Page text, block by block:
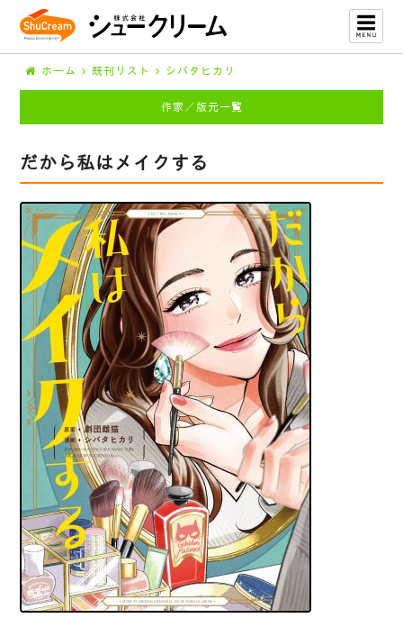
ホーム 既刊リスト シバタヒカリ
作家／版元一覧
だから私はメイクする